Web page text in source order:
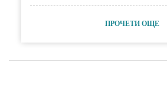
ПРОЧЕТИ ОЩЕ